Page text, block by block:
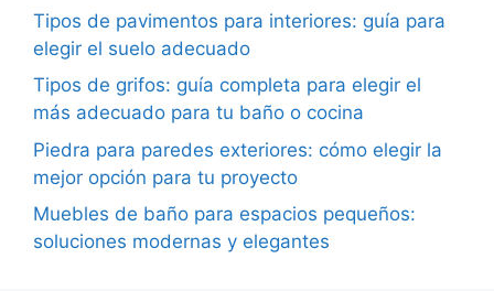
Tipos de pavimentos para interiores: guía para
elegir el suelo adecuado
Tipos de grifos: guía completa para elegir el
más adecuado para tu baño o cocina
Piedra para paredes exteriores: cómo elegir la
mejor opción para tu proyecto
Muebles de baño para espacios pequeños:
soluciones modernas y elegantes